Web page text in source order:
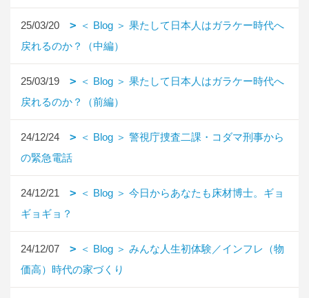
25/03/20
＜ Blog ＞ 果たして日本人はガラケー時代へ
戻れるのか？（中編）
25/03/19
＜ Blog ＞ 果たして日本人はガラケー時代へ
戻れるのか？（前編）
24/12/24
＜ Blog ＞ 警視庁捜査二課・コダマ刑事から
の緊急電話
24/12/21
＜ Blog ＞ 今日からあなたも床材博士。ギョ
ギョギョ？
24/12/07
＜ Blog ＞ みんな人生初体験／インフレ（物
価高）時代の家づくり